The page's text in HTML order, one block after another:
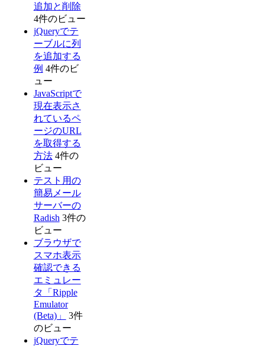
追加と削除
4件のビュー
jQueryでテ
ーブルに列
を追加する
例 4件のビ
ュー
JavaScriptで
現在表示さ
れているペ
ージのURL
を取得する
方法 4件の
ビュー
テスト用の
簡易メール
サーバーの
Radish 3件の
ビュー
ブラウザで
スマホ表示
確認できる
エミュレー
タ「Ripple
Emulator
(Beta)」
3件
のビュー
jQueryでテ